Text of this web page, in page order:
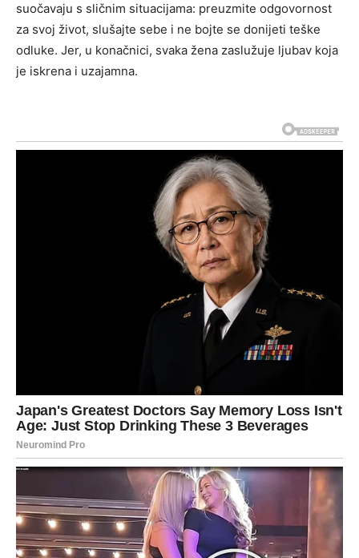
suočavaju s sličnim situacijama: preuzmite odgovornost
za svoj život, slušajte sebe i ne bojte se donijeti teške
odluke. Jer, u konačnici, svaka žena zaslužuje ljubav koja
je iskrena i uzajamna.